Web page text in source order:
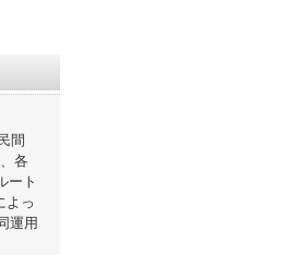
間
各
ート
よっ
運用